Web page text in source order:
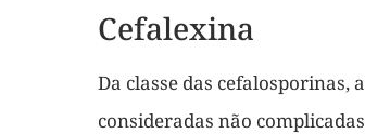
Cefalexina
Da classe das cefalosporinas,
consideradas não